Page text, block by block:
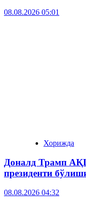
08.08.2026 05:01
Хорижда
Доналд Трамп
президенти
08.08.2026 04:32